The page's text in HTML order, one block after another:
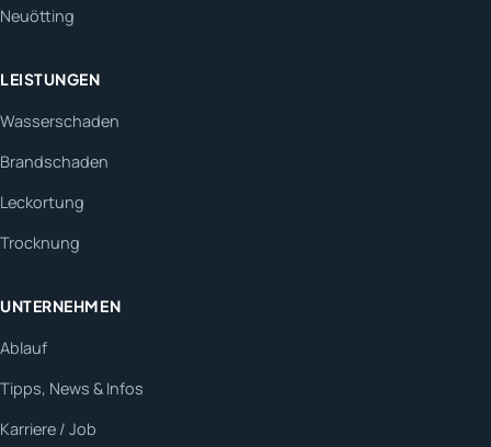
Neuötting
LEISTUNGEN
Wasserschaden
Brandschaden
Leckortung
Trocknung
UNTERNEHMEN
Ablauf
Tipps, News & Infos
Karriere / Job